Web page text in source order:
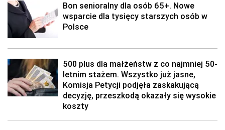
Bon senioralny dla osób 65+. Nowe
wsparcie dla tysięcy starszych osób w
Polsce
500 plus dla małżeństw z co najmniej 50-
letnim stażem. Wszystko już jasne,
Komisja Petycji podjęła zaskakującą
decyzję, przeszkodą okazały się wysokie
koszty